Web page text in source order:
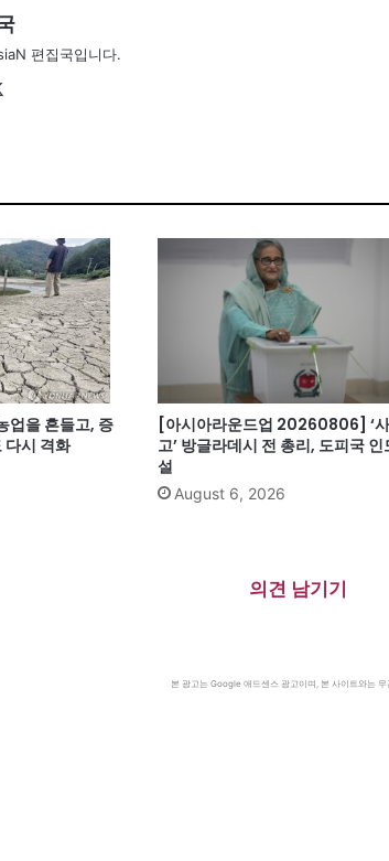
편집국입니다.
업을 흔들고, 증
다시 격화
[아시아라운드업 20260806] ‘
고’ 방글라데시 전 총리, 도피국 인
설
August 6, 2026
의견 남기기
본 광고는 Google 애드센스 광고이며, 본 사이트와는 무